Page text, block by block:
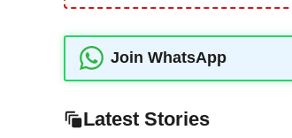
Join WhatsApp
Latest Stories